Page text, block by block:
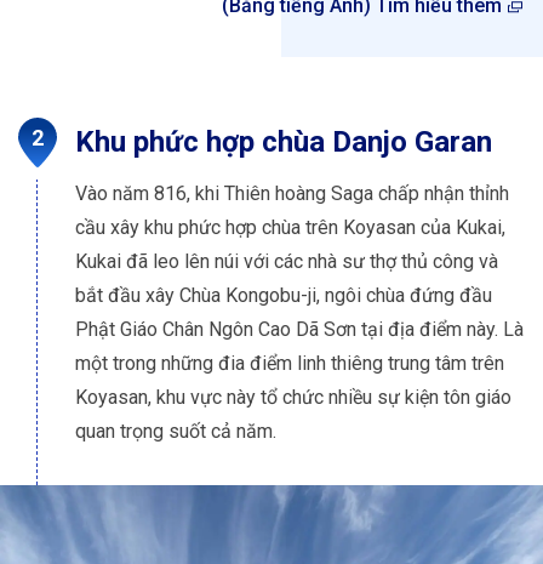
(Bằng tiếng Anh) Tìm hiểu thêm
Khu phức hợp chùa Danjo Garan
Vào năm 816, khi Thiên hoàng Saga chấp nhận thỉnh
cầu xây khu phức hợp chùa trên Koyasan của Kukai,
Kukai đã leo lên núi với các nhà sư thợ thủ công và
bắt đầu xây Chùa Kongobu-ji, ngôi chùa đứng đầu
Phật Giáo Chân Ngôn Cao Dã Sơn tại địa điểm này. Là
một trong những đia điểm linh thiêng trung tâm trên
Koyasan, khu vực này tổ chức nhiều sự kiện tôn giáo
quan trọng suốt cả năm.